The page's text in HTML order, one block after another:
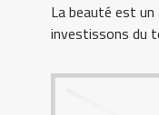
La beauté est un
investissons du